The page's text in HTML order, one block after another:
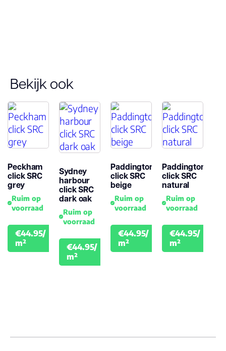
Bekijk ook
Peckham
click SRC
grey
Ruim op
voorraad
€44.95/
m²
€49.95
Sydney
harbour
click SRC
dark oak
Ruim op
voorraad
€44.95/
m²
€49.95
Paddington
click SRC
beige
Ruim op
voorraad
€44.95/
m²
€49.95
Paddington
click SRC
natural
Ruim op
voorraad
€44.95/
m²